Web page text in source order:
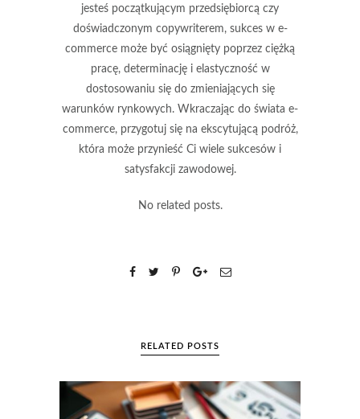
jesteś początkującym przedsiębiorcą czy
doświadczonym copywriterem, sukces w e-
commerce może być osiągnięty poprzez ciężką
pracę, determinację i elastyczność w
dostosowaniu się do zmieniających się
warunków rynkowych. Wkraczając do świata e-
commerce, przygotuj się na ekscytującą podróż,
która może przynieść Ci wiele sukcesów i
satysfakcji zawodowej.
No related posts.
RELATED POSTS